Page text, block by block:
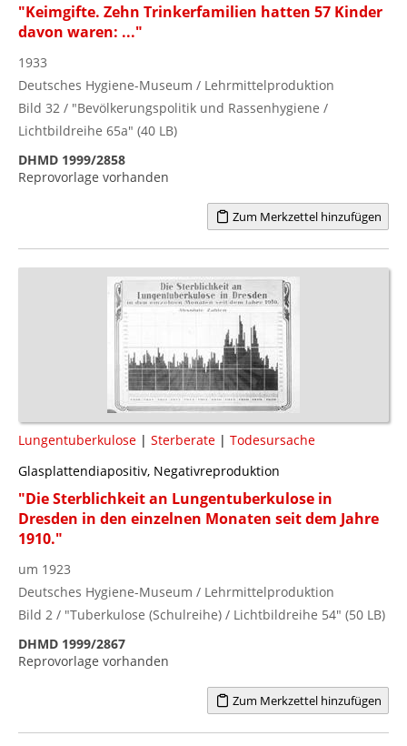
"Keimgifte. Zehn Trinkerfamilien hatten 57 Kinder
davon waren: ..."
1933
Deutsches Hygiene-Museum / Lehrmittelproduktion
Bild 32 / "Bevölkerungspolitik und Rassenhygiene /
Lichtbildreihe 65a" (40 LB)
DHMD 1999/2858
Reprovorlage vorhanden
Zum Merkzettel hinzufügen
Lungentuberkulose | Sterberate | Todesursache
Glasplattendiapositiv, Negativreproduktion
"Die Sterblichkeit an Lungentuberkulose in
Dresden in den einzelnen Monaten seit dem Jahre
1910."
um 1923
Deutsches Hygiene-Museum / Lehrmittelproduktion
Bild 2 / "Tuberkulose (Schulreihe) / Lichtbildreihe 54" (50 LB)
DHMD 1999/2867
Reprovorlage vorhanden
Zum Merkzettel hinzufügen